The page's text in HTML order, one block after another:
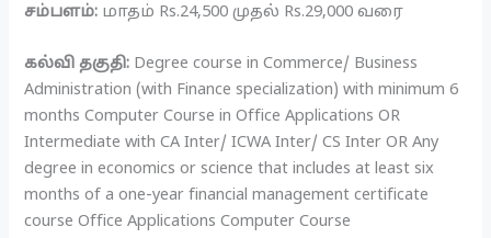
சம்பளம்: மாதம் Rs.24,500 முதல் Rs.29,000 வரை
கல்வி தகுதி: Degree course in Commerce/ Business
Administration (with Finance specialization) with minimum 6
months Computer Course in Office Applications OR
Intermediate with CA Inter/ ICWA Inter/ CS Inter OR Any
degree in economics or science that includes at least six
months of a one-year financial management certificate
course Office Applications Computer Course